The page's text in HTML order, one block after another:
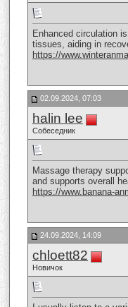
Enhanced circulation
tissues, aiding in
https://
02.09.2024, 07:03
halin lee
Собеседник
Massage therapy
and supports overall
https://www.banana-
24.09.2024, 14:09
chloett82
Новичок